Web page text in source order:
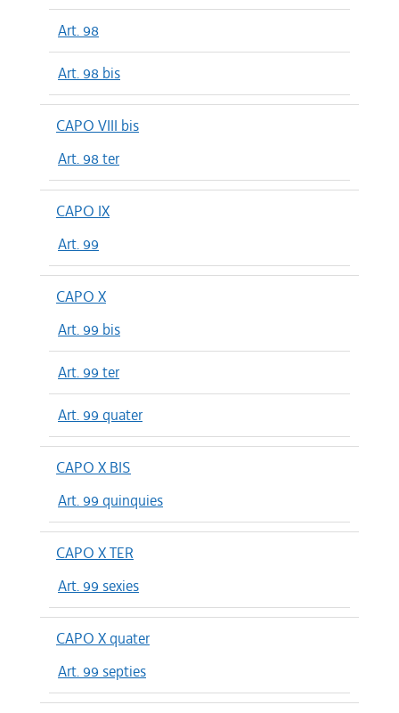
Art. 98
Art. 98 bis
CAPO VIII bis
Art. 98 ter
CAPO IX
Art. 99
CAPO X
Art. 99 bis
Art. 99 ter
Art. 99 quater
CAPO X BIS
Art. 99 quinquies
CAPO X TER
Art. 99 sexies
CAPO X quater
Art. 99 septies